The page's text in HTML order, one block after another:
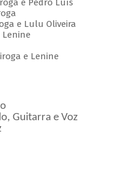
e Pedro Luís
e Lulu Oliveira
Lenine
e Lenine
Guitarra e Voz